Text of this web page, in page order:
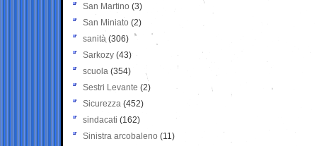
San Martino (3)
San Miniato (2)
sanità (306)
Sarkozy (43)
scuola (354)
Sestri Levante (2)
Sicurezza (452)
sindacati (162)
Sinistra arcobaleno (11)